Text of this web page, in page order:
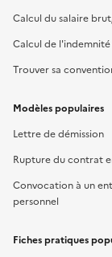
Calcul du salaire
Calcul de
Trouver sa
Modèles populaires
Lettre de démission
Rupture du contrat
Convocation à un
personnel
Fiches pratiques